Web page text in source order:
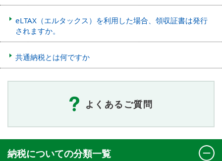
eLTAX（エルタックス）を利用した場合、領収証書は発行
されますか。
共通納税とは何ですか
よくあるご質問
納税についての分類一覧